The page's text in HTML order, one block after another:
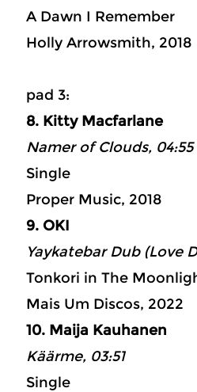
A Dawn I Remember
Holly Arrowsmith, 2018
pad
8. Kitty Macfarlane
Namer of Clouds, 04:55
Single
Proper Music, 2018
9. OKI
Yaykatebar Dub (Love
Tonkori in The
Mais Um Discos, 2022
10. Maija Kauhanen
Käärme, 03:51
Single